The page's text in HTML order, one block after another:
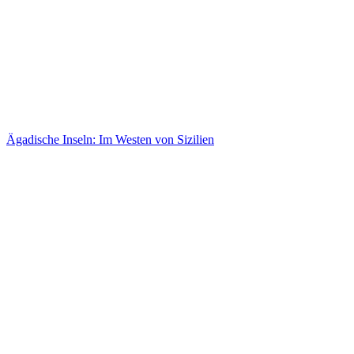
Ägadische Inseln: Im Westen von Sizilien